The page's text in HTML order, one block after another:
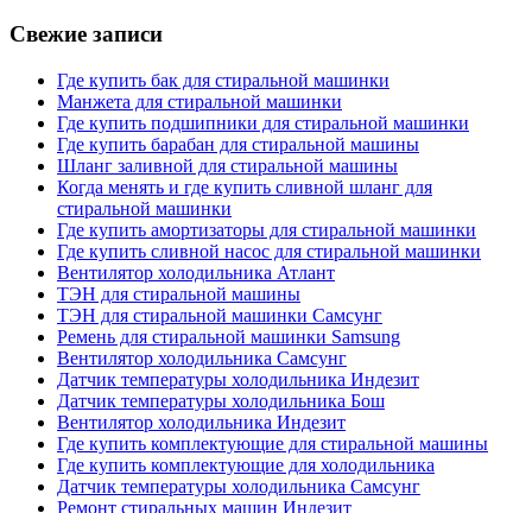
Свежие записи
Где купить бак для стиральной машинки
Манжета для стиральной машинки
Где купить подшипники для стиральной машинки
Где купить барабан для стиральной машины
Шланг заливной для стиральной машины
Когда менять и где купить сливной шланг для
стиральной машинки
Где купить амортизаторы для стиральной машинки
Где купить сливной насос для стиральной машинки
Вентилятор холодильника Атлант
ТЭН для стиральной машины
ТЭН для стиральной машинки Самсунг
Ремень для стиральной машинки Samsung
Вентилятор холодильника Самсунг
Датчик температуры холодильника Индезит
Датчик температуры холодильника Бош
Вентилятор холодильника Индезит
Где купить комплектующие для стиральной машины
Где купить комплектующие для холодильника
Датчик температуры холодильника Самсунг
Ремонт стиральных машин Индезит